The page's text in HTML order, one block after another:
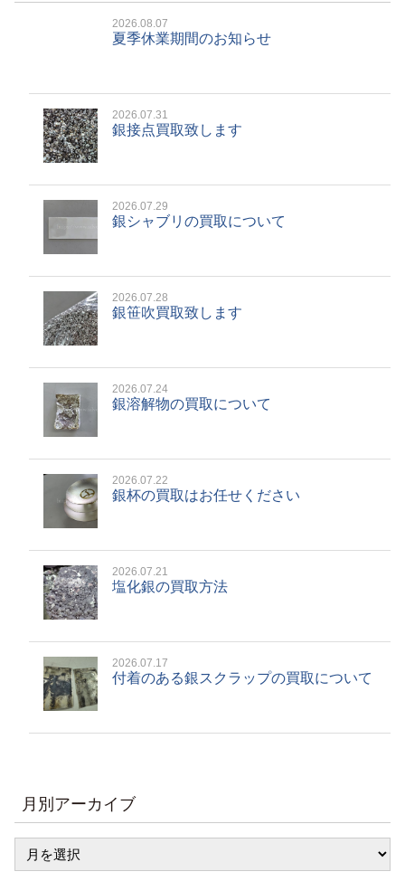
2026.08.07
夏季休業期間のお知らせ
2026.07.31
銀接点買取致します
2026.07.29
銀シャブリの買取について
2026.07.28
銀笹吹買取致します
2026.07.24
銀溶解物の買取について
2026.07.22
銀杯の買取はお任せください
2026.07.21
塩化銀の買取方法
2026.07.17
付着のある銀スクラップの買取について
月別アーカイブ